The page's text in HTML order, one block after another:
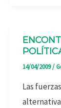
14/04/2009/
Las